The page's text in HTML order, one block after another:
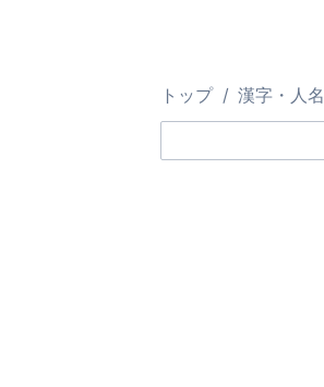
トップ 漢字・人名